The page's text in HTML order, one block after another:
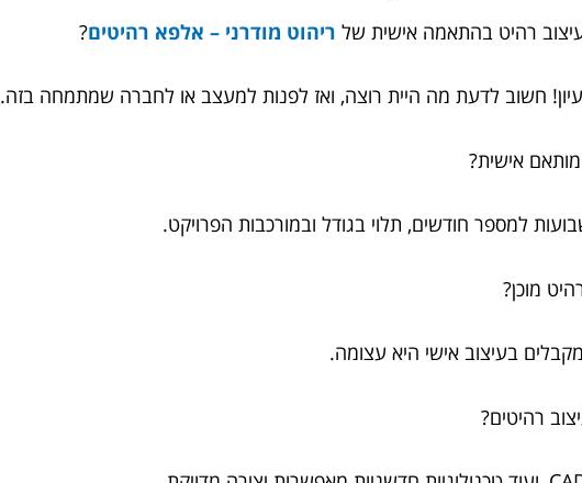
ריהוט מודרני – אלפא רהיטים?
חשוב לדעת מה היית רוצה, ואז לפנות למעצב או לחברה שמתמחה בזה.
למספר חודשים, תלוי בגודל ובמורכבות הפרויקט.
בעיצוב אישי היא עצומה.